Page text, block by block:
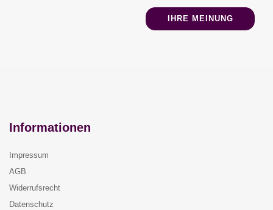
IHRE MEINUNG
Informationen
Impressum
AGB
Widerrufsrecht
Datenschutz